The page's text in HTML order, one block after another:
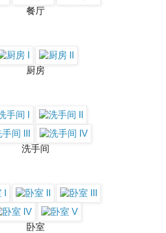
餐厅
厨房
洗手间
卧室